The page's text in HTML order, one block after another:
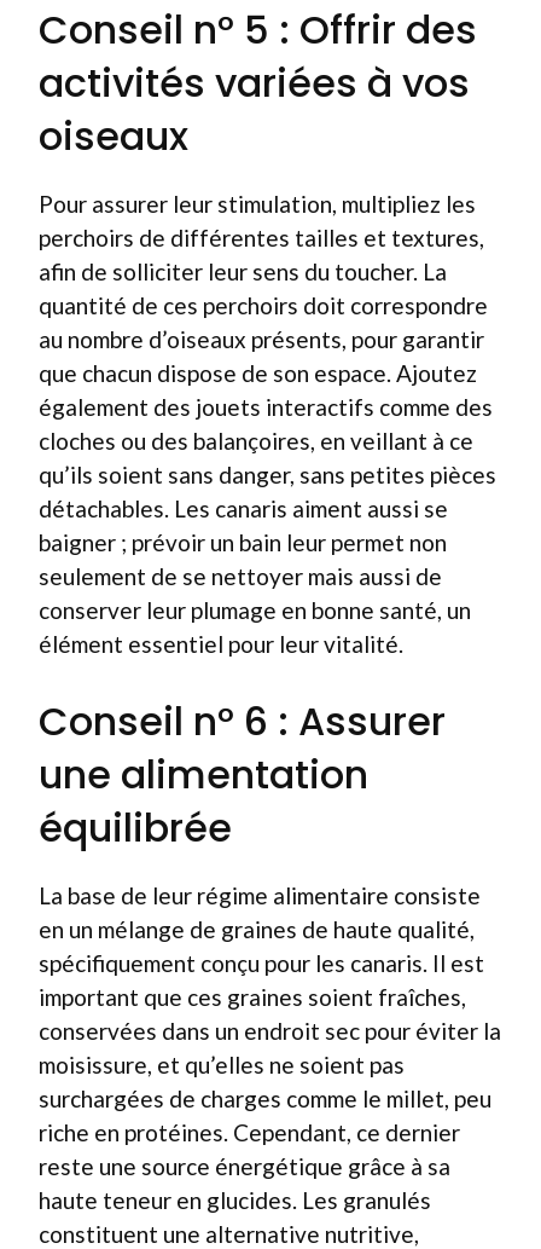
Conseil n° 5 : Offrir des
activités variées à vos
oiseaux
Pour assurer leur stimulation, multipliez les
perchoirs de différentes tailles et textures,
afin de solliciter leur sens du toucher. La
quantité de ces perchoirs doit correspondre
au nombre d’oiseaux présents, pour garantir
que chacun dispose de son espace. Ajoutez
également des jouets interactifs comme des
cloches ou des balançoires, en veillant à ce
qu’ils soient sans danger, sans petites pièces
détachables. Les canaris aiment aussi se
baigner ; prévoir un bain leur permet non
seulement de se nettoyer mais aussi de
conserver leur plumage en bonne santé, un
élément essentiel pour leur vitalité.
Conseil n° 6 : Assurer
une alimentation
équilibrée
La base de leur régime alimentaire consiste
en un mélange de graines de haute qualité,
spécifiquement conçu pour les canaris. Il est
important que ces graines soient fraîches,
conservées dans un endroit sec pour éviter la
moisissure, et qu’elles ne soient pas
surchargées de charges comme le millet, peu
riche en protéines. Cependant, ce dernier
reste une source énergétique grâce à sa
haute teneur en glucides. Les granulés
constituent une alternative nutritive,